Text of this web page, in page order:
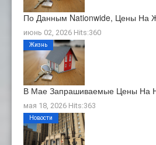
По Данным Nationwide, Цены На
июнь 02, 2026 Hits:360
В Мае Запрашиваемые Цены На
мая 18, 2026 Hits:363
Жизнь
Новости